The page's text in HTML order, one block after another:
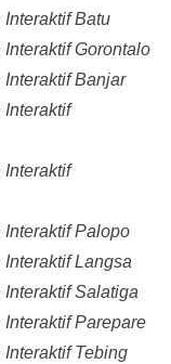
Batu
Gorontalo
Banjar
Palopo
Langsa
Salatiga
Parepare
Tebing